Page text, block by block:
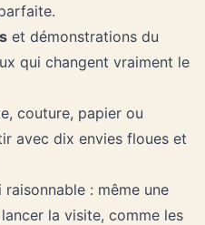
et démonstrations du
qui changent vraiment le
couture, papier ou
avec dix envies floues et
raisonnable : même une
la visite, comme les